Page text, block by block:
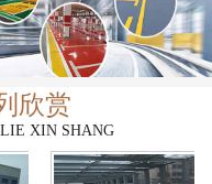
欣赏
XIN SHANG